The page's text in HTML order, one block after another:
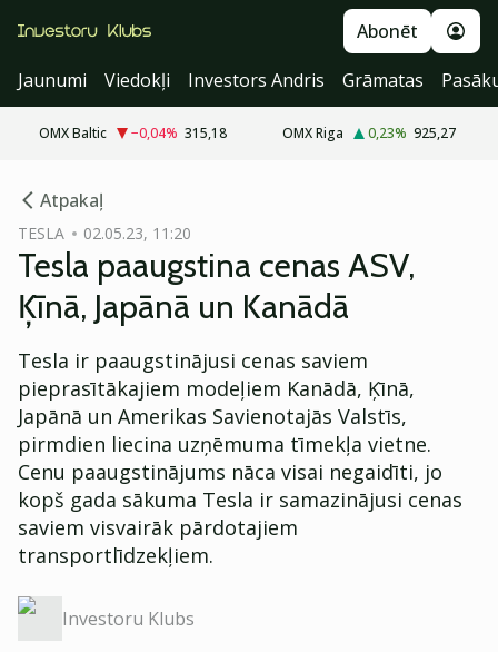
Abonēt
Jaunumi
Viedokļi Investors Andris Grāmatas
OMX Baltic −0,04% 315,18 OMX Riga 0,23% 925,27
Atpakaļ
TESLA 02.05.23, 11:20
Tesla paaugstina cenas ASV,
Ķīnā, Japānā un Kanādā
Tesla ir paaugstinājusi cenas saviem
pieprasītākajiem modeļiem Kanādā, Ķīnā,
Japānā un Amerikas Savienotajās Valstīs,
pirmdien liecina uzņēmuma tīmekļa vietne.
Cenu paaugstinājums nāca visai negaidīti, jo
kopš gada sākuma Tesla ir samazinājusi cenas
saviem visvairāk pārdotajiem
transportlīdzekļiem.
Investoru Klubs